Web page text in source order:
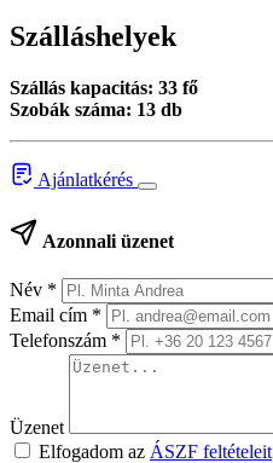
Szálláshelyek
Szállás kapacitás: 33 fő
Szobák száma: 13 db
Ajánlatkérés
Azonnali üzenet
Név *
Email cím *
Telefonszám *
Üzenet
Elfogadom az ÁSZF feltételeit